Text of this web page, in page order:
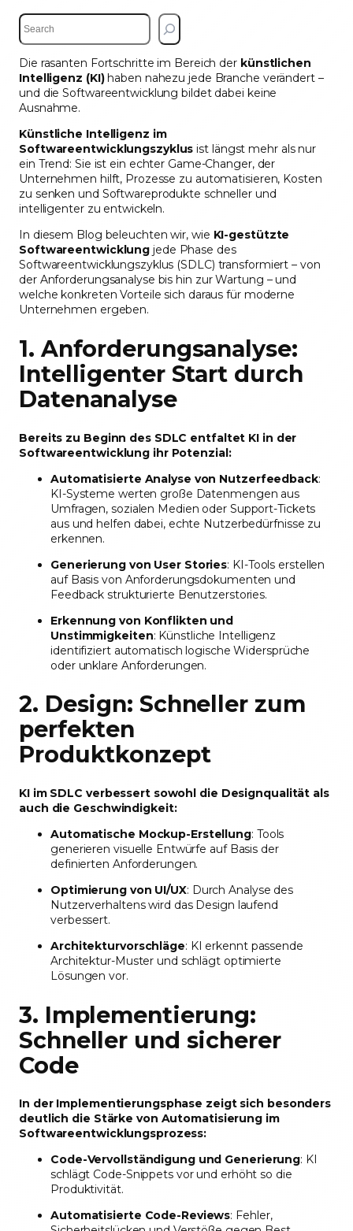
S
e
r
c
h
Die rasanten Fortschritte im Bereich der künstlichen
Intelligenz (KI)haben nahezu jede Branche verändert –
und die Softwareentwicklung bildet dabei keine
Ausnahme.
Künstliche Intelligenz im
Softwareentwicklungszyklus ist längst mehr als nur
ein Trend: Sie ist ein echter Game-Changer, der
Unternehmen hilft, Prozesse zu automatisieren, Kosten
zu senken und Softwareprodukte schneller und
intelligenter zu entwickeln.
In diesem Blog beleuchten wir, wie KI-gestützte
Softwareentwicklung jede Phase des
Softwareentwicklungszyklus (SDLC) transformiert – von
der Anforderungsanalyse bis hin zur Wartung – und
welche konkreten Vorteile sich daraus für moderne
Unternehmen ergeben.
1. Anforderungsanalyse:
Intelligenter Start durch
Datenanalyse
Bereits zu Beginn des SDLC entfaltet KI in der
Softwareentwicklung ihr Potenzial:
Automatisierte Analyse von Nutzerfeedback:
KI-Systeme werten große Datenmengen aus
Umfragen, sozialen Medien oder Support-Tickets
aus und helfen dabei, echte Nutzerbedürfnisse zu
erkennen.
Generierung von User Stories: KI-Tools erstellen
auf Basis von Anforderungsdokumenten und
Feedback strukturierte Benutzerstories.
Erkennung von Konflikten und
Unstimmigkeiten: Künstliche Intelligenz
identifiziert automatisch logische Widersprüche
oder unklare Anforderungen.
2. Design: Schneller zum
perfekten
Produktkonzept
KI im SDLC verbessert sowohl die Designqualität als
auch die Geschwindigkeit:
Automatische Mockup-Erstellung: Tools
generieren visuelle Entwürfe auf Basis der
definierten Anforderungen.
Optimierung von UI/UX: Durch Analyse des
Nutzerverhaltens wird das Design laufend
verbessert.
Architekturvorschläge: KI erkennt passende
Architektur-Muster und schlägt optimierte
Lösungen vor.
3. Implementierung:
Schneller und sicherer
Code
In der Implementierungsphase zeigt sich besonders
deutlich die Stärke von Automatisierung im
Softwareentwicklungsprozess:
Code-Vervollständigung und Generierung: KI
schlägt Code-Snippets vor und erhöht so die
Produktivität.
Automatisierte Code-Reviews: Fehler,